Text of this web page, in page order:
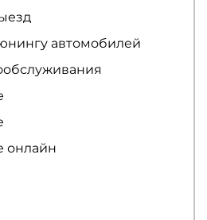
автомобилей
онлайн